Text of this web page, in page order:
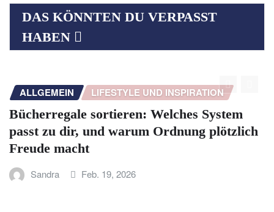
Beiträge
DAS KÖNNTEN DU VERPASST
HABEN
ALLGEMEIN LIFESTYLE UND INSPIRATION
Bücherregale sortieren: Welches System
passt zu dir, und warum Ordnung plötzlich
Freude macht
Sandra Feb. 19, 2026